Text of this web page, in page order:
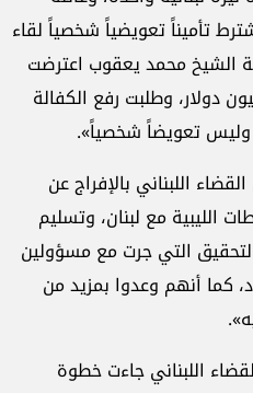
تأميناً تعويضياً شخصياً لقاء
الشيخ محمد يعقوب اعترضت
إخلاء سبيله بـ11 مليون دولار، وطلبت رفع الكفالة
وليس تعويضاً شخصياً».
اللبناني بالإفراج عن
الليبية مع لبنان، وتسليم
التي جرت مع مسؤولين
كما أنهم وعدوا بمزيد من
اللبناني جاءت خطوة